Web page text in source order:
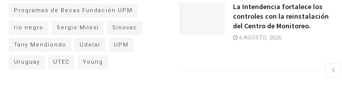
La Intendencia fortalece los
controles con la reinstalación
del Centro de Monitoreo.
6 AGOSTO, 2026
Programas de Becas Fundación UPM
rio negro Sergio Milesi Sinovac
Tany Mendiondo Udelar UPM
Uruguay UTEC Young